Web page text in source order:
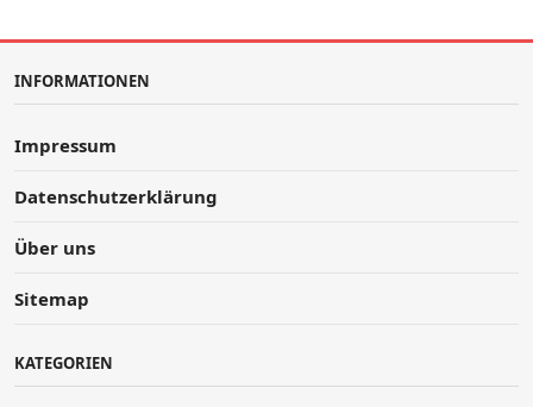
INFORMATIONEN
Impressum
Datenschutzerklärung
Über uns
Sitemap
KATEGORIEN